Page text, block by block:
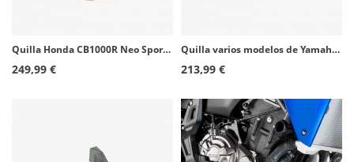
Quilla Honda CB1000R Neo Sports Cafe (18-20) Puig Símil carbono 9746C
249,99 €
Quilla varios modelos de Yamaha Puig Negro 7022J
213,99 €